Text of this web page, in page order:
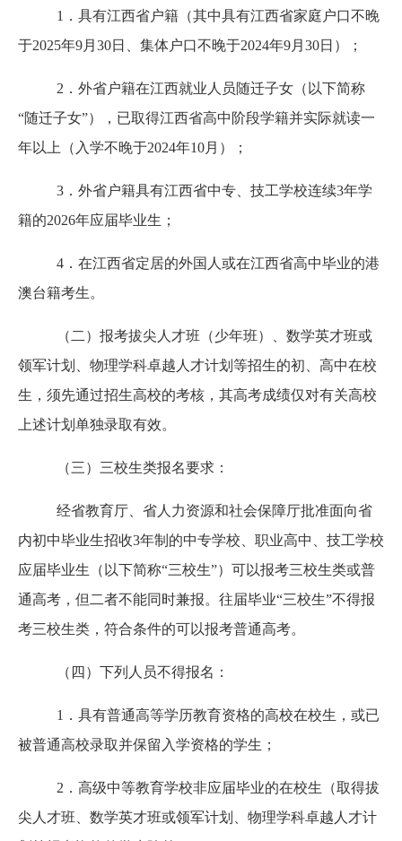
1．具有江西省户籍（其中具有江西省家庭户口不晚
于2025年9月30日、集体户口不晚于2024年9月30日）；
2．外省户籍在江西就业人员随迁子女（以下简称
“随迁子女”），已取得江西省高中阶段学籍并实际就读一
年以上（入学不晚于2024年10月）；
3．外省户籍具有江西省中专、技工学校连续3年学
籍的2026年应届毕业生；
4．在江西省定居的外国人或在江西省高中毕业的港
澳台籍考生。
（二）报考拔尖人才班（少年班）、数学英才班或
领军计划、物理学科卓越人才计划等招生的初、高中在校
生，须先通过招生高校的考核，其高考成绩仅对有关高校
上述计划单独录取有效。
（三）三校生类报名要求：
经省教育厅、省人力资源和社会保障厅批准面向省
内初中毕业生招收3年制的中专学校、职业高中、技工学校
应届毕业生（以下简称“三校生”）可以报考三校生类或普
通高考，但二者不能同时兼报。往届毕业“三校生”不得报
考三校生类，符合条件的可以报考普通高考。
（四）下列人员不得报名：
1．具有普通高等学历教育资格的高校在校生，或已
被普通高校录取并保留入学资格的学生；
2．高级中等教育学校非应届毕业的在校生（取得拔
尖人才班、数学英才班或领军计划、物理学科卓越人才计